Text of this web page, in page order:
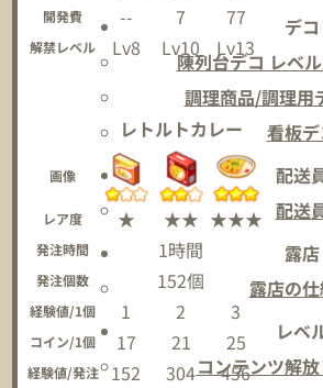
デコ
陳列台デコ レベ
調理商品/調理用
看板デ
配送
配送
露店
露店の
レベ
コンテンツ解
開発費 -- 7 77
解禁レベル Lv8 Lv10 Lv13
レトルトカレー
画像
レア度 ★ ★★ ★★★
発注時間 1時間
発注個数 152個
経験値/1個 1 2 3
コイン/1個 17 21 25
経験値/発注 152 304 456